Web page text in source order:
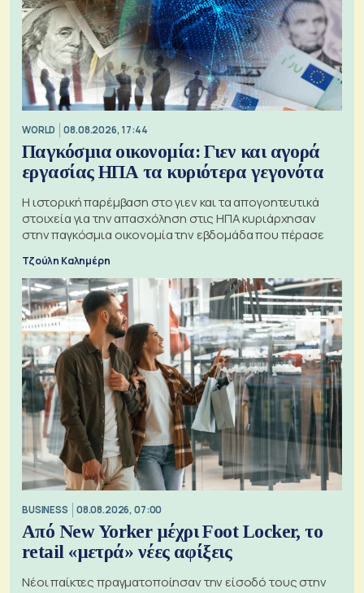
WORLD 08.08.2026, 17:44
Παγκόσμια οικονομία: Γιεν και αγορά
εργασίας ΗΠΑ τα κυριότερα γεγονότα
Η ιστορική παρέμβαση στο γιεν και τα απογοητευτικά
στοιχεία για την απασχόληση στις ΗΠΑ κυριάρχησαν
στην παγκόσμια οικονομία την εβδομάδα που πέρασε
Τζούλη Καλημέρη
BUSINESS 08.08.2026, 07:00
Από New Yorker μέχρι Foot Locker, το
retail «μετρά» νέες αφίξεις
Νέοι παίκτες πραγματοποίησαν την είσοδό τους στην